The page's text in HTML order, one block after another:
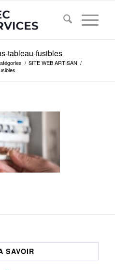
tableau-fusibles
/ SITE WEB ARTISAN /
SAVOIR